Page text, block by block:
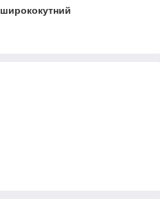
ширококутний